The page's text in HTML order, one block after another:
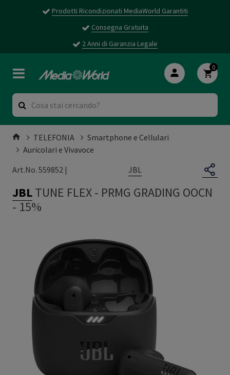
Prodotti Ricondizionati MediaWorld Garantiti
Consegna Gratuita
2 Anni di Garanzia Legale
0
TELEFONIA
Smartphone e Cellulari
Auricolari e Vivavoce
Art.No. 559852 |
JBL
JBLTUNE FLEX- PRMG GRADING OOCN
- 15%